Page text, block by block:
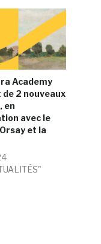
Academy
de 2 nouveaux
en
avec le
et la